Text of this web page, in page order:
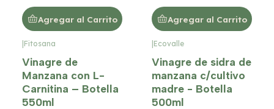
Agregar al Carrito Agregar al Carrito
Fitosana
Vinagre de
Manzana con L-
Carnitina – Botella
550ml
Ecovalle
Vinagre de sidra de
manzana c/cultivo
madre - Botella
500ml